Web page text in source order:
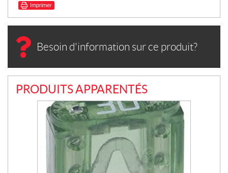
Imprimer
Besoin d'information sur ce produit?
PRODUITS APPARENTÉS